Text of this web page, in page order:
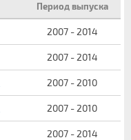
Период выпуска
2007 - 2014
2007 - 2014
2007 - 2010
2007 - 2010
2007 - 2014